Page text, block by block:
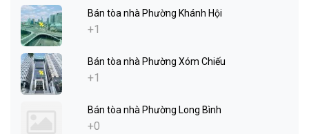
Bán tòa nhà Phường Khánh Hội
+1
Bán tòa nhà Phường Xóm Chiếu
+1
Bán tòa nhà Phường Long Bình
+0